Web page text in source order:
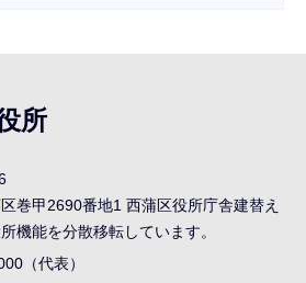
所
巻甲2690番地1 西蒲区役所庁舎建替え
機能を分散移転しています。
（代表）